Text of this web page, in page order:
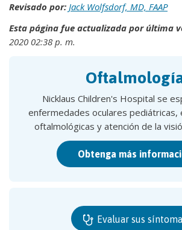
Revisado por: Jack Wolfsdorf, MD, FAAP
Esta página fue actualizada por última
2020 02:38 p. m.
Nicklaus Children's Hospital se
enfermedades oculares pediátricas,
oftalmológicas y atención de la
Obtenga más
Evaluar sus